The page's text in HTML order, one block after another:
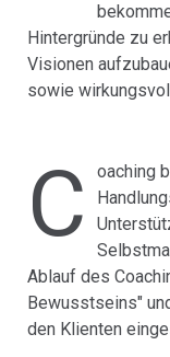
Hintergründe zu
Visionen
sowie
C
oaching
Ablauf des
Bewusstseins"
den Klienten